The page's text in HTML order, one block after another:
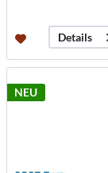
Details
NEU